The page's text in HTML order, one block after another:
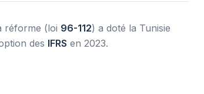
réforme (loi 96-112) a doté la Tunisie
des IFRS en 2023.